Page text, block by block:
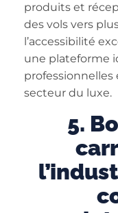
produits et
des vols vers
l’accessibilité
une plateforme
professionnelles
secteur du luxe.
5.